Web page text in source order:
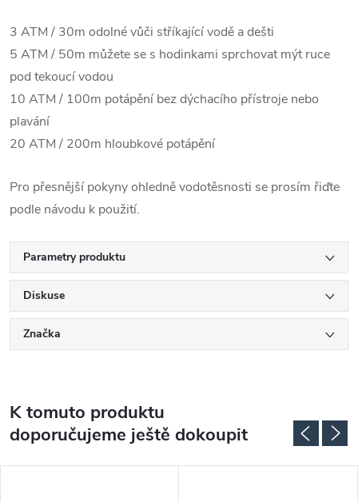
3 ATM / 30m odolné vůči stříkající vodě a dešti
5 ATM / 50m můžete se s hodinkami sprchovat mýt ruce
pod tekoucí vodou
10 ATM / 100m potápění bez dýchacího přístroje nebo
plavání
20 ATM / 200m hloubkové potápění
Pro přesnější pokyny ohledně vodotěsnosti se prosím řiďte
podle návodu k použití.
Parametry produktu
Diskuse
Značka
K tomuto produktu
doporučujeme ještě dokoupit